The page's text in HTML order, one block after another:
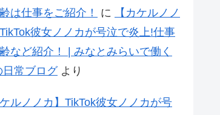
は仕事をご紹介！
に
【カケルノノ
彼女ノノカが号泣で炎上!仕事
など紹介！ | みなとみらいで働く
日常ブログより
ケルノノカ】TikTok彼女ノノカが号